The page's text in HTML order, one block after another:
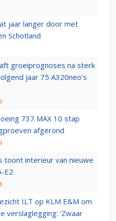
jaar langer door met
Schotland
groeiprognoses na sterk
jaar 75 A320neo’s
737 MAX 10 stap
afgerond
toont interieur van nieuwe
E2
ILT op KLM E&M om
verslaglegging: ‘Zwaar